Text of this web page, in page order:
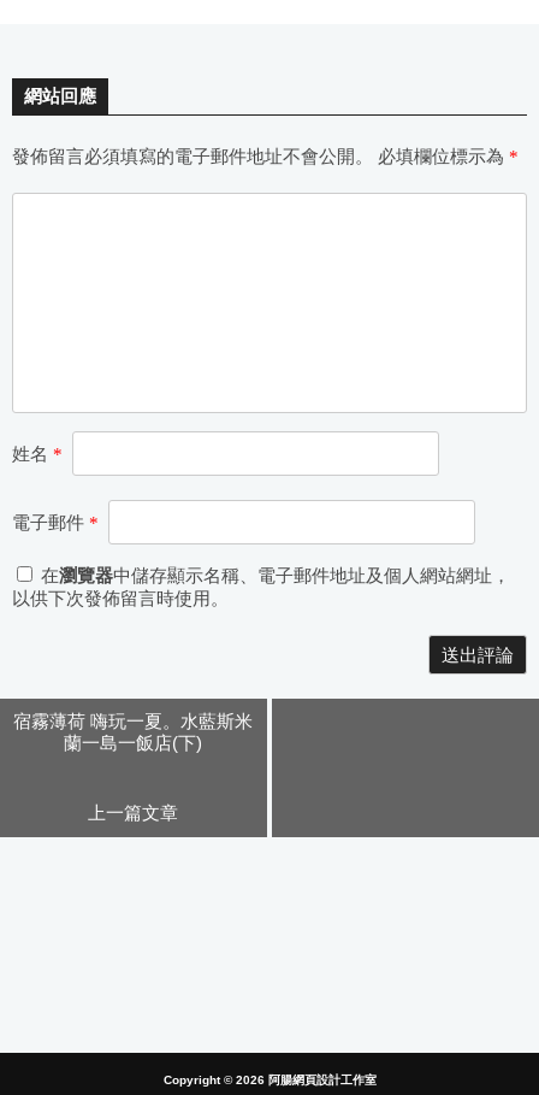
網站回應
發佈留言必須填寫的電子郵件地址不會公開。 必填欄位標示為 *
姓名 *
電子郵件 *
在瀏覽器中儲存顯示名稱、電子郵件地址及個人網站網址，
以供下次發佈留言時使用。
宿霧薄荷 嗨玩一夏。水藍斯米
蘭一島一飯店(下)
上一篇文章
Copyright © 2026 阿腸網頁設計工作室